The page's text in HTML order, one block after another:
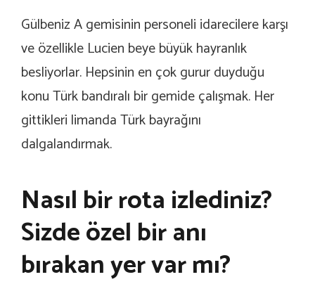
Gülbeniz A gemisinin personeli idarecilere karşı
ve özellikle Lucien beye büyük hayranlık
besliyorlar. Hepsinin en çok gurur duyduğu
konu Türk bandıralı bir gemide çalışmak. Her
gittikleri limanda Türk bayrağını
dalgalandırmak.
Nasıl bir rota izlediniz?
Sizde özel bir anı
bırakan yer var mı?